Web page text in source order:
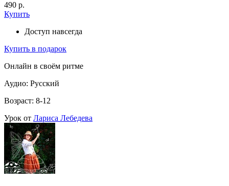
490 р.
Купить
Доступ навсегда
Купить в подарок
Онлайн в своём ритме
Аудио: Русский
Возраст: 8-12
Урок от Лариса Лебедева